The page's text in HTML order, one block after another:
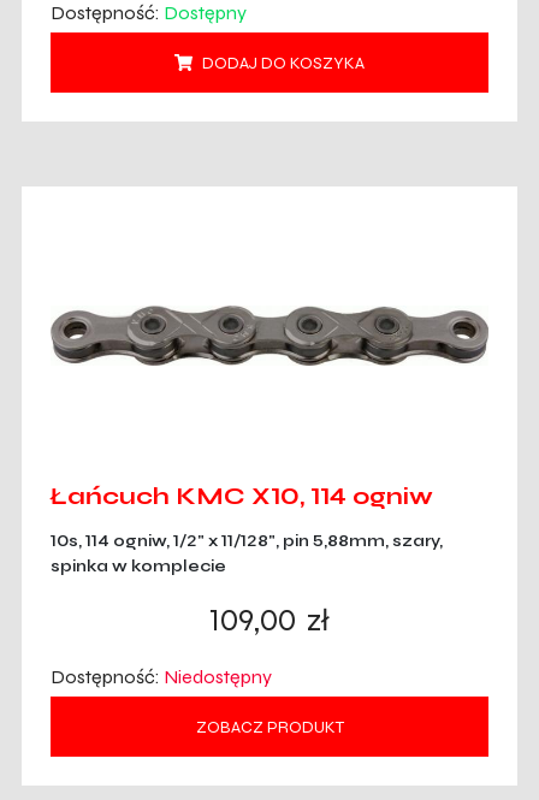
Dostępność: Dostępny
DODAJ DO KOSZYKA
Łańcuch KMC X10, 114 ogniw
10s, 114 ogniw, 1/2" x 11/128", pin 5,88mm, szary,
spinka w komplecie
109,00 zł
Dostępność: Niedostępny
ZOBACZ PRODUKT